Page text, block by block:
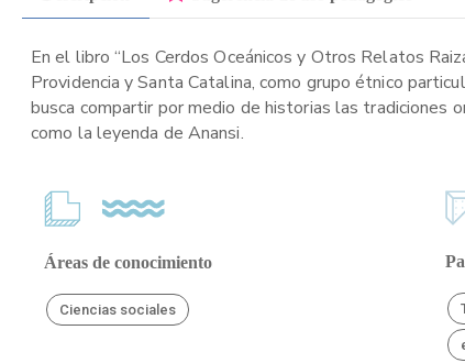
En el libro “Los Cerdos Oceánicos y Otros Relatos
Providencia y Santa Catalina, como grupo étnico
busca compartir por medio de historias las tradiciones
como la leyenda de Anansi.
Áreas de conocimiento
Ciencias sociales